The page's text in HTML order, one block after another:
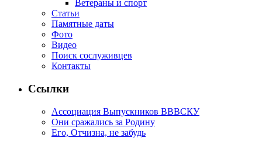
Ветераны и спорт
Статьи
Памятные даты
Фото
Видео
Поиск сослуживцев
Контакты
Ссылки
Ассоциация Выпускников ВВВСКУ
Они сражались за Родину
Его, Отчизна, не забудь